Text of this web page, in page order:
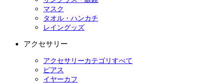
マスク
タオル・ハンカチ
レイングッズ
アクセサリー
アクセサリーカテゴリすべて
ピアス
イヤーカフ